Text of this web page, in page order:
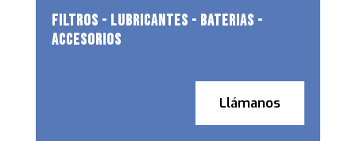
FILTROS - LUBRICANTES - BATERIAS -
ACCESORIOS
Llámanos